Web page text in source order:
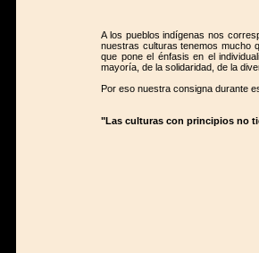
A los pueblos indígenas nos
nuestras culturas tenemos mucho
que pone el énfasis en el
mayoría, de la solidaridad, de la
Por eso nuestra consigna durante
"Las culturas con principios no